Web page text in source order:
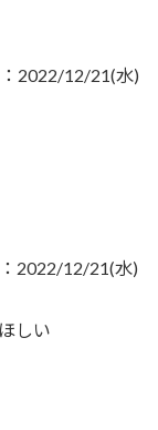
2022/12/21(水)
2022/12/21(水)
しい